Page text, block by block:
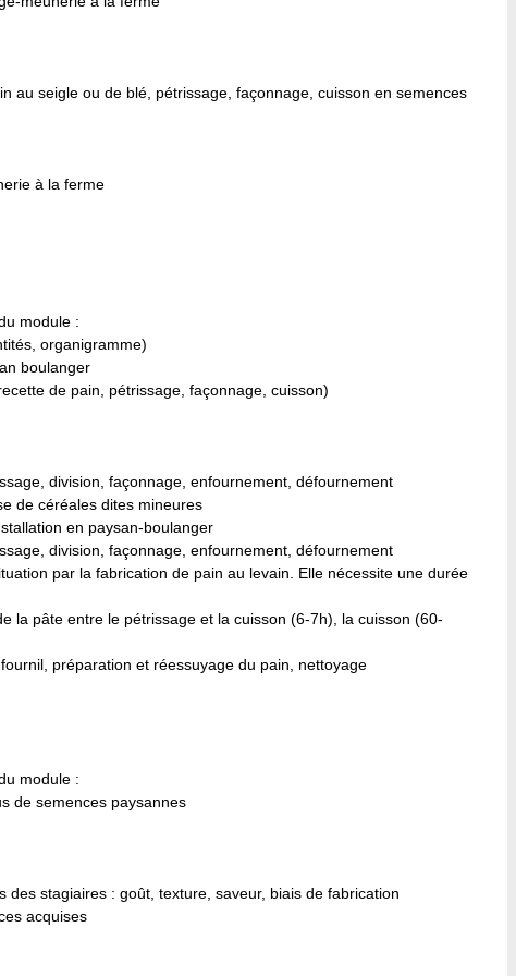
au seigle ou de blé, pétrissage, façonnage, cuisson en semences
à la ferme
module :
organigramme)
boulanger
de pain, pétrissage, façonnage, cuisson)
division, façonnage, enfournement, défournement
de céréales dites mineures
en paysan-boulanger
division, façonnage, enfournement, défournement
par la fabrication de pain au levain. Elle nécessite une durée
la pâte entre le pétrissage et la cuisson (6-7h), la cuisson (60-
préparation et réessuyage du pain, nettoyage
module :
de semences paysannes
des stagiaires : goût, texture, saveur, biais de fabrication
acquises